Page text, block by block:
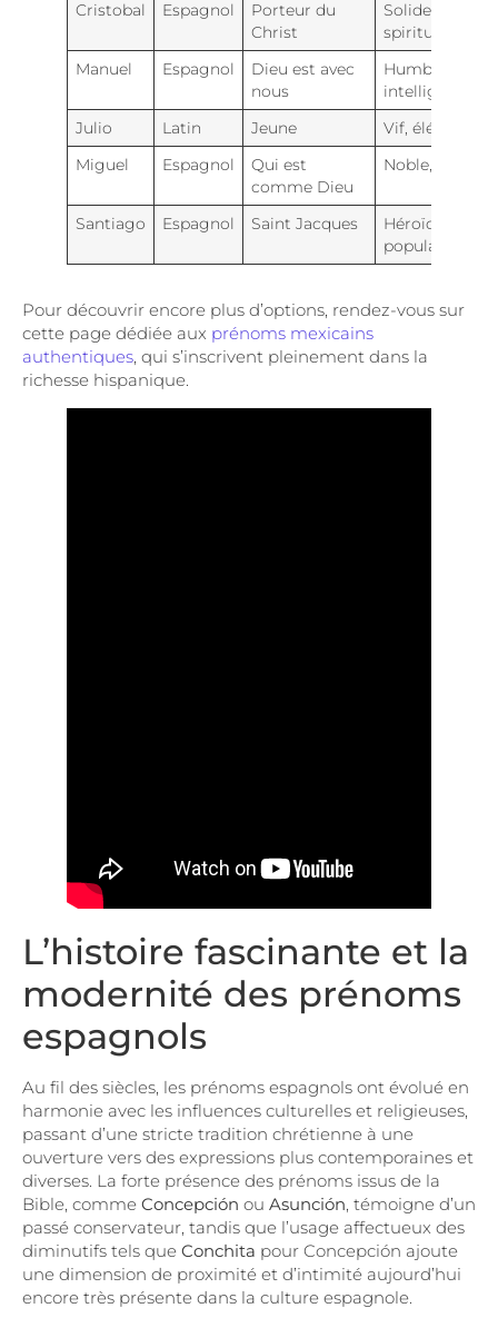
Cristobal Espagnol
Porteur du
Christ
Solide,
spirituel
Manuel Espagnol
Dieu est avec
nous
Humble,
intelligent
Julio Latin Jeune Vif, élégant
Miguel Espagnol
Qui est
comme Dieu
Noble, fier
Santiago Espagnol Saint Jacques
Héroïque,
populaire
Pour découvrir encore plus d’options, rendez-vous sur
cette page dédiée aux prénoms mexicains
authentiques, qui s’inscrivent pleinement dans la
richesse hispanique.
L’histoire fascinante et la
modernité des prénoms
espagnols
Au fil des siècles, les prénoms espagnols ont évolué en
harmonie avec les influences culturelles et religieuses,
passant d’une stricte tradition chrétienne à une
ouverture vers des expressions plus contemporaines et
diverses. La forte présence des prénoms issus de la
Bible, comme Concepción ou Asunción, témoigne d’un
passé conservateur, tandis que l’usage affectueux des
diminutifs tels que Conchita pour Concepción ajoute
une dimension de proximité et d’intimité aujourd’hui
encore très présente dans la culture espagnole.